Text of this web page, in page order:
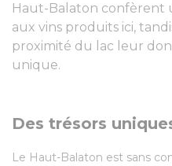
Haut-Balaton confèrent
aux vins produits ici,
proximité du lac leur
unique.
Des trésors
Le Haut-Balaton est sans